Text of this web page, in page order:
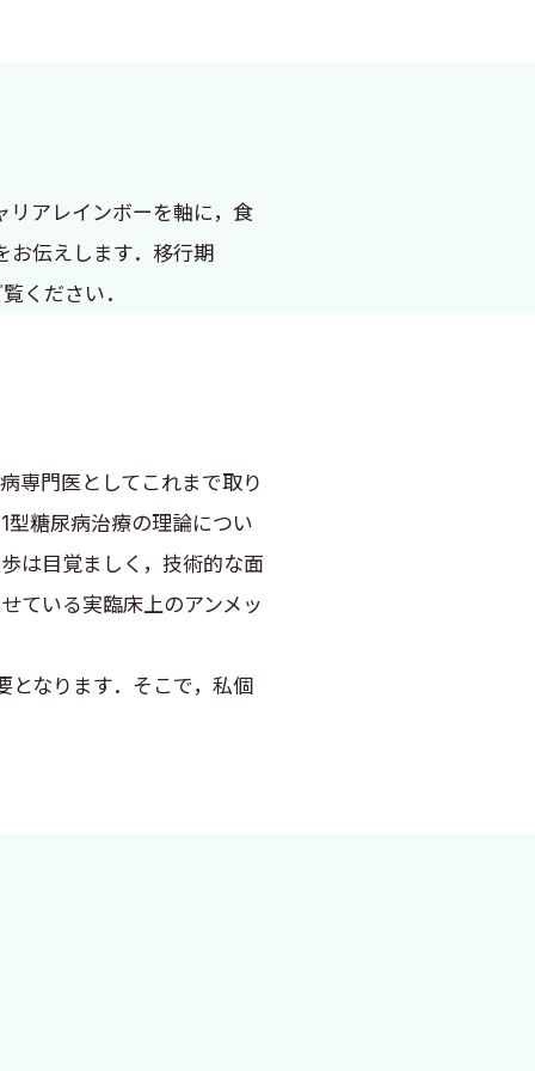
リアレインボーを軸に，食
お伝えします．移行期
ください．
専門医としてこれまで取り
型糖尿病治療の理論につい
は目覚ましく，技術的な面
ている実臨床上のアンメッ
なります．そこで，私個
せん．
patient”とは呼びませ
の語感の違いを紐解く
で一個の人格を成す1つ